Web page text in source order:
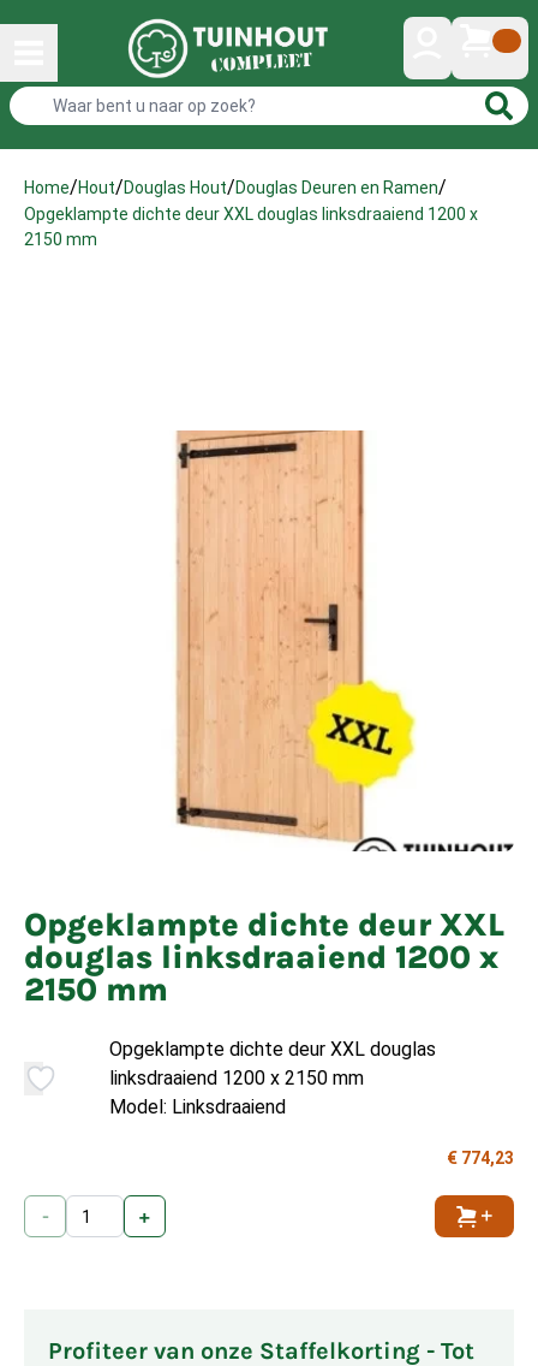
Home/Hout/Douglas Hout/Douglas Deuren en Ramen/
Opgeklampte dichte deur XXL douglas linksdraaiend 1200 x
2150 mm
Opgeklampte dichte deur XXL
douglas linksdraaiend 1200 x
2150 mm
Opgeklampte dichte deur XXL douglas
linksdraaiend 1200 x 2150 mm
Model: Linksdraaiend
€ 774,23
- +
Profiteer van onze Staffelkorting - Tot